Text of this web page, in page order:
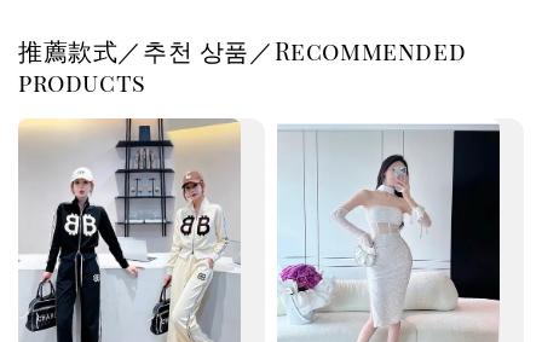
推薦款式／추천 상품／Recommended
products